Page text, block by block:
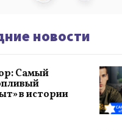
новости
Самый
в истории